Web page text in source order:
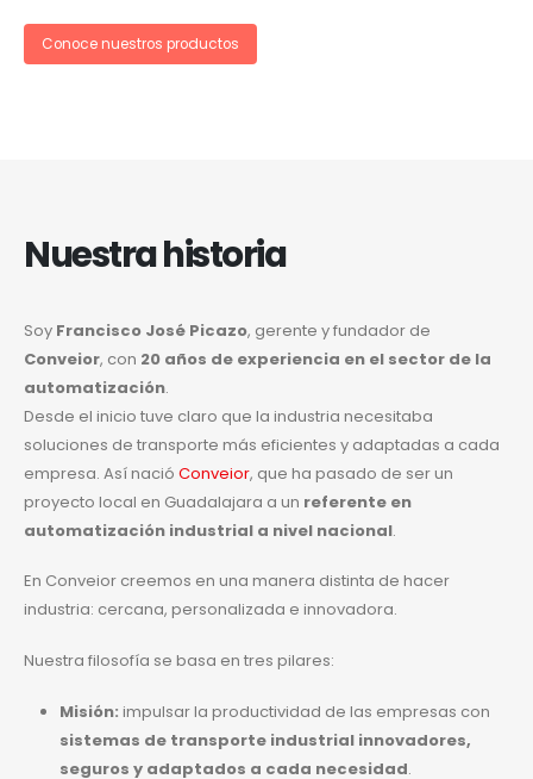
Conoce nuestros productos
Nuestra historia
Soy Francisco José Picazo, gerente y fundador de
Conveior, con 20 años de experiencia en el sector de la
automatización.
Desde el inicio tuve claro que la industria necesitaba
soluciones de transporte más eficientes y adaptadas a cada
empresa. Así nació Conveior, que ha pasado de ser un
proyecto local en Guadalajara a un referente en
automatización industrial a nivel nacional.
En Conveior creemos en una manera distinta de hacer
industria: cercana, personalizada e innovadora.
Nuestra filosofía se basa en tres pilares:
Misión: impulsar la productividad de las empresas con
sistemas de transporte industrial innovadores,
seguros y adaptados a cada necesidad.